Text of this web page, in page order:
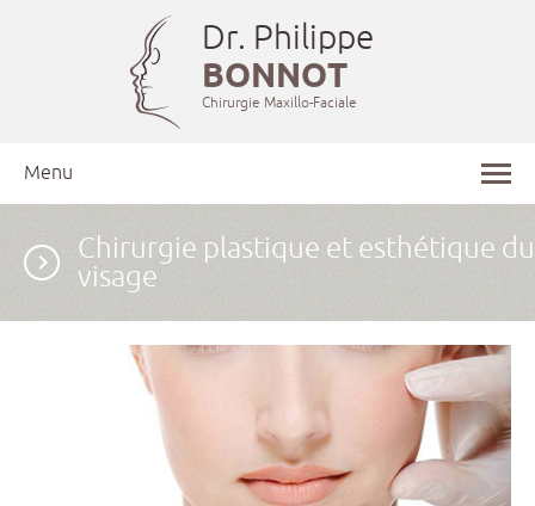
Dr. Philippe
BONNOT
Chirurgie Maxillo-Faciale
Menu
Chirurgie plastique et esthétique du
visage